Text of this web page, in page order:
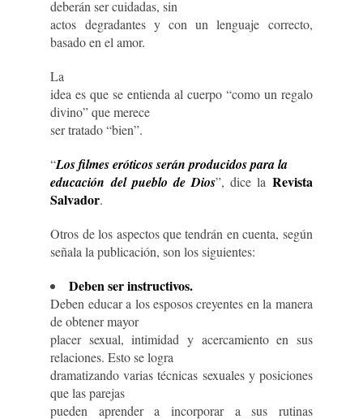
deberán ser cuidadas, sin
actos degradantes y con un lenguaje correcto,
basado en el amor.
La
idea es que se entienda al cuerpo “como un regalo
divino” que merece
ser tratado “bien”.
“Los filmes eróticos serán producidos para la
educación del pueblo de Dios”, dice la Revista
Salvador.
Otros de los aspectos que tendrán en cuenta, según
señala la publicación, son los siguientes:
Deben ser instructivos.
Deben educar a los esposos creyentes en la manera
de obtener mayor
placer sexual, intimidad y acercamiento en sus
relaciones. Esto se logra
dramatizando varias técnicas sexuales y posiciones
que las parejas
pueden aprender a incorporar a sus rutinas